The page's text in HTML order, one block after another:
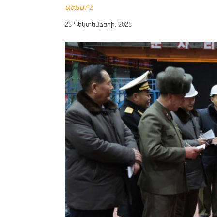
ԱՇԽԱՐՀ
25 Դեկտեմբերի, 2025